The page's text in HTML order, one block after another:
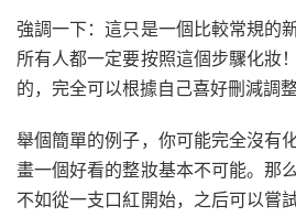
強調一下：這只是一個比較常規的
所有人都一定要按照這個步驟化妝
的，完全可以根據自己喜好刪減調整
舉個簡單的例子，你可能完全沒有
畫一個好看的整妝基本不可能。那
不如從一支口紅開始，之后可以嘗